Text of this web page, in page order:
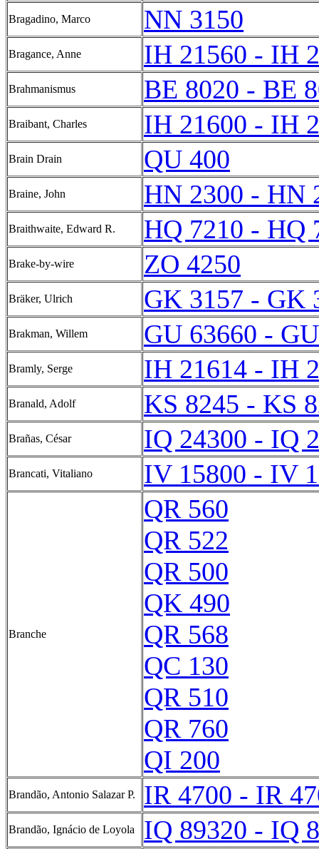
Bragadino, Marco NN 3150
Bragance, Anne IH 21560 - IH
Brahmanismus BE 8020 - BE
Braibant, Charles IH 21600 - IH
Brain Drain QU 400
Braine, John HN 2300 - HN
Braithwaite, Edward R. HQ 7210 - HQ
Brake-by-wire ZO 4250
Bräker, Ulrich GK 3157 - GK
Brakman, Willem GU 63660 -
Bramly, Serge IH 21614 - IH
Branald, Adolf KS 8245 - KS
Brañas, César IQ 24300 - IQ
Brancati, Vitaliano IV 15800 - IV
Branche
QR 560
QR 522
QR 500
QK 490
QR 568
QC 130
QR 510
QR 760
QI 200
Brandão, Antonio Salazar P. IR 4700 - IR
Brandão, Ignácio de Loyola IQ 89320 - IQ